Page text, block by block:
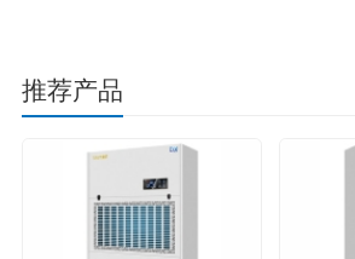
推荐产品